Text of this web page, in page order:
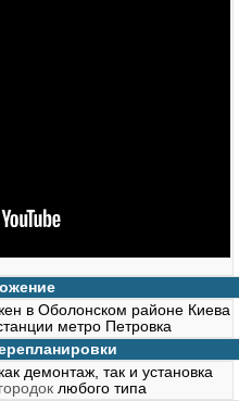
в Оболонском районе Киева
метро Петровка
демонтаж, так и установка
любого типа